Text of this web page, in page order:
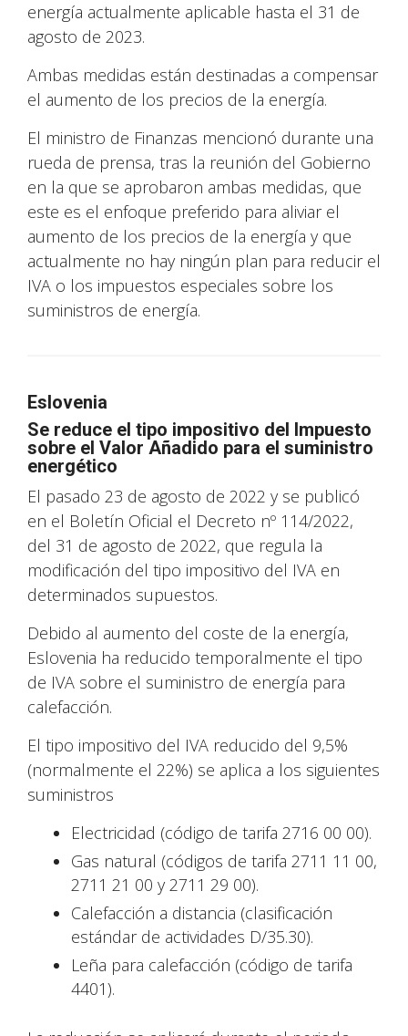
energía actualmente aplicable hasta el 31 de
agosto de 2023.
Ambas medidas están destinadas a compensar
el aumento de los precios de la energía.
El ministro de Finanzas mencionó durante una
rueda de prensa, tras la reunión del Gobierno
en la que se aprobaron ambas medidas, que
este es el enfoque preferido para aliviar el
aumento de los precios de la energía y que
actualmente no hay ningún plan para reducir el
IVA o los impuestos especiales sobre los
suministros de energía.
Eslovenia
Se reduce el tipo impositivo del Impuesto
sobre el Valor Añadido para el suministro
energético
El pasado 23 de agosto de 2022 y se publicó
en el Boletín Oficial el Decreto nº 114/2022,
del 31 de agosto de 2022, que regula la
modificación del tipo impositivo del IVA en
determinados supuestos.
Debido al aumento del coste de la energía,
Eslovenia ha reducido temporalmente el tipo
de IVA sobre el suministro de energía para
calefacción.
El tipo impositivo del IVA reducido del 9,5%
(normalmente el 22%) se aplica a los siguientes
suministros
Electricidad (código de tarifa 2716 00 00).
Gas natural (códigos de tarifa 2711 11 00,
2711 21 00 y 2711 29 00).
Calefacción a distancia (clasificación
estándar de actividades D/35.30).
Leña para calefacción (código de tarifa
4401).